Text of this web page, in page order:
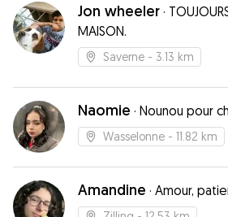
Jon wheeler ·
MAISON.
Saverne - 3.13 km
Naomie · Nounou pour
Wasselonne - 11.82 km
Amandine · Amour,